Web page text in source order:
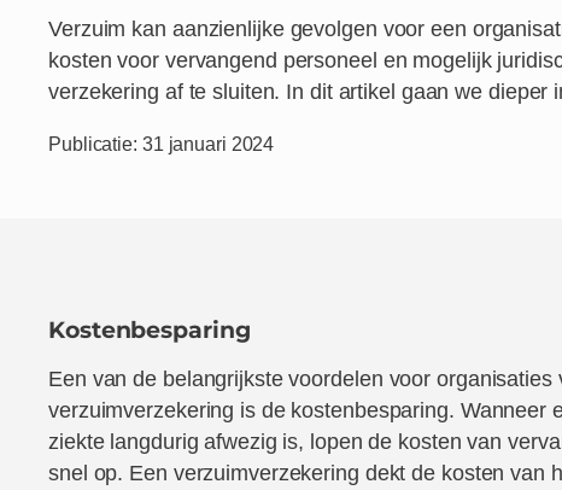
Verzuim kan aanzienlijke gevolgen voor een
kosten voor vervangend personeel en mogelijk
verzekering af te sluiten. In dit artikel gaan we dieper
Publicatie: 31 januari 2024
Kostenbesparing
Een van de belangrijkste voordelen voor organisaties
verzuimverzekering is de kostenbesparing. Wanneer
ziekte langdurig afwezig is, lopen de kosten van
snel op. Een verzuimverzekering dekt de kosten van